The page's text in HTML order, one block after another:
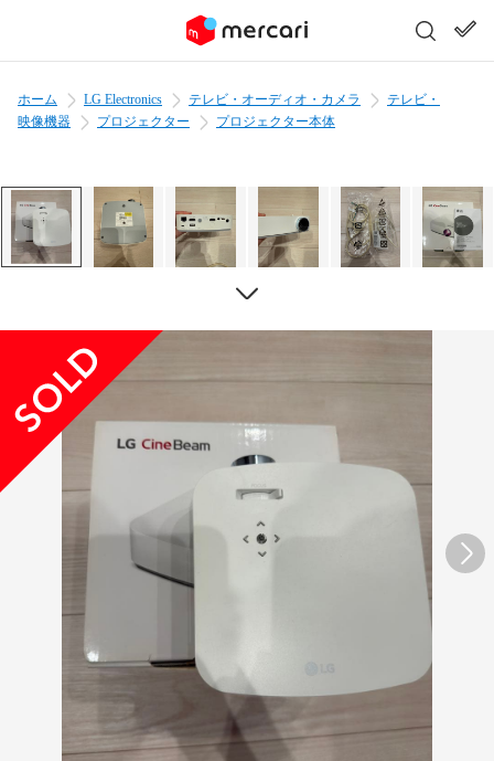
ホーム LG Electronics テレビ・オーディオ・カメラ
テレビ・
映像機器
プロジェクター プロジェクター本体